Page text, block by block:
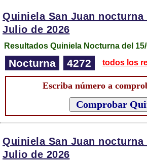
Quiniela San Juan nocturna
Julio de 2026
Resultados Quiniela Nocturna del
Nocturna 4272 todos los
Escriba número a
Quiniela San Juan nocturna
Julio de 2026